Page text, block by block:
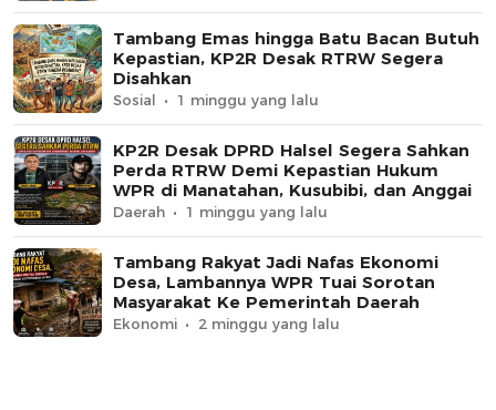
Tambang Emas hingga Batu Bacan Butuh
Kepastian, KP2R Desak RTRW Segera
Disahkan
Sosial 1 minggu yang lalu
KP2R Desak DPRD Halsel Segera Sahkan
Perda RTRW Demi Kepastian Hukum
WPR di Manatahan, Kusubibi, dan Anggai
Daerah 1 minggu yang lalu
Tambang Rakyat Jadi Nafas Ekonomi
Desa, Lambannya WPR Tuai Sorotan
Masyarakat Ke Pemerintah Daerah
Ekonomi 2 minggu yang lalu